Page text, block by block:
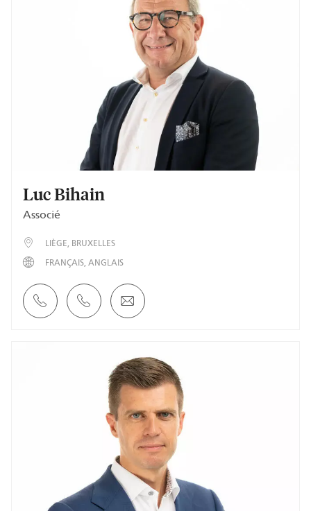
Luc Bihain
Associé
LIÈGE BRUXELLES
FRANÇAIS ANGLAIS